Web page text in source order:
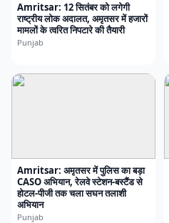
Amritsar: 12 सितंबर को लगेगी
राष्ट्रीय लोक अदालत, अमृतसर में हजारों
मामलों के त्वरित निपटारे की तैयारी
Punjab
Amritsar: अमृतसर में पुलिस का बड़ा
CASO अभियान, रेलवे स्टेशन-बस्टैंड से
होटल-पीजी तक चला सघन तलाशी
अभियान
Punjab